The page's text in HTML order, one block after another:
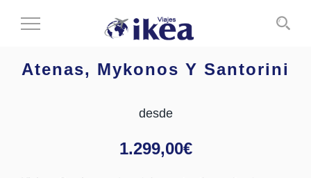
Cambiar
de
Atenas, Mykonos Y Santorini
desde
1.299,00€